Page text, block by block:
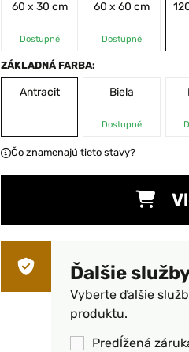
60 x 30 cm
Dostupné
60 x 60 cm
Dostupné
ZÁKLADNÁ FARBA:
Antracit Biela
Dostupné
Čo znamenajú tieto stavy?
Ďalšie
Vyberte ďalšie
produktu.
Predĺžená